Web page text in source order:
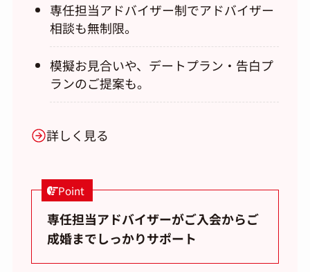
専任担当アドバイザー制でアドバイザー
相談も無制限。
模擬お見合いや、デートプラン・告白プ
ランのご提案も。
詳しく見る
Point
専任担当アドバイザーがご入会からご
成婚までしっかりサポート